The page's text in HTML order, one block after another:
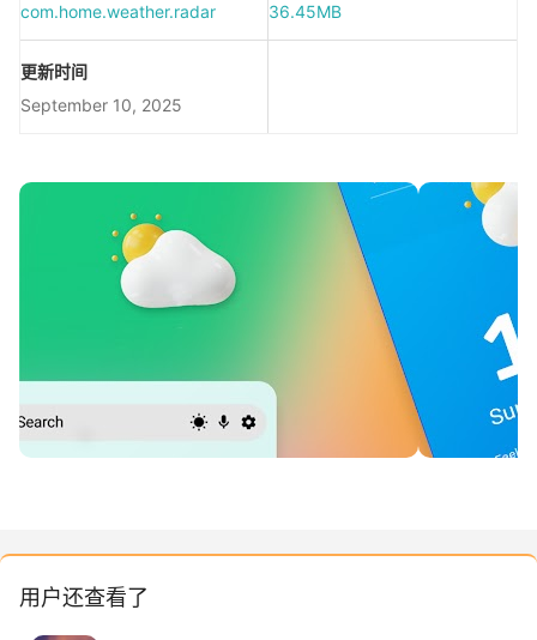
com.home.weather.radar 36.45MB
更新时间
September 10, 2025
用户还查看了